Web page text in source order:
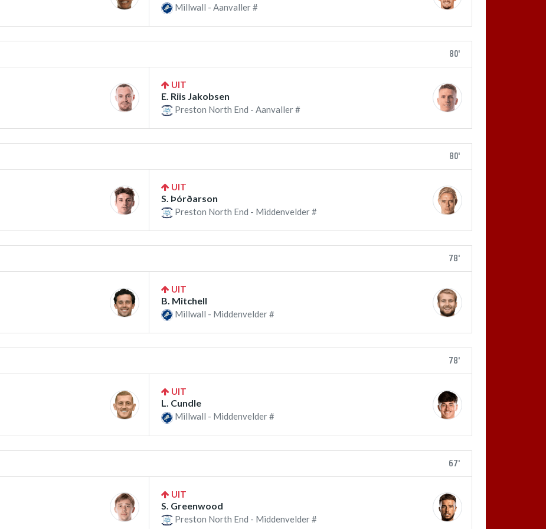
Millwall - Aanvaller #
80'
UIT
E. Riis Jakobsen
Preston North End - Aanvaller #
80'
UIT
S. Þórðarson
Preston North End - Middenvelder #
78'
UIT
B. Mitchell
Millwall - Middenvelder #
78'
UIT
L. Cundle
Millwall - Middenvelder #
67'
UIT
S. Greenwood
Preston North End - Middenvelder #